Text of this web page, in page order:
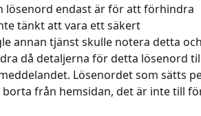
lösenord endast är för att förhindra
tänkt att vara ett säkert
annan tjänst skulle notera detta
då detaljerna för detta lösenord
Lösenordet som sätts
från hemsidan, det är inte till